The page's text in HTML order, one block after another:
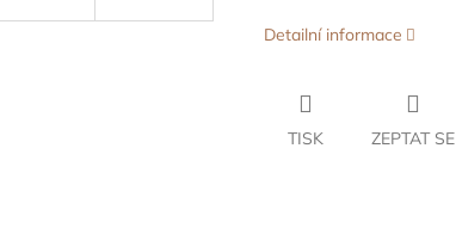
Detailní informace
TISK ZEPTAT SE